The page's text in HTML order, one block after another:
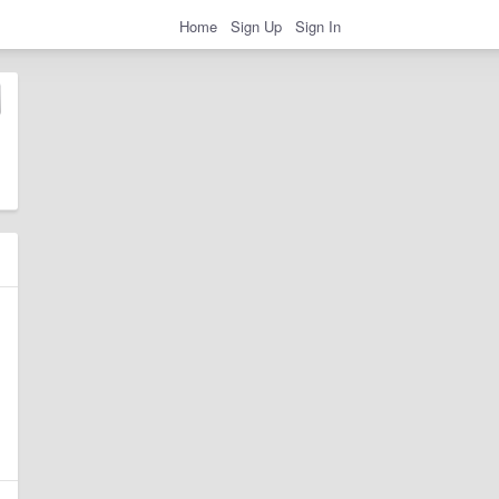
Home Sign Up Sign In